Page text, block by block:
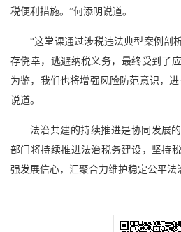
税便利措施。”何添明说道。
“这堂课通过涉税违法典型案例剖
存侥幸，逃避纳税义务，最终受到了
为鉴，我们也将增强风险防范意识，
说道。
法治共建的持续推进是协同发展
部门将持续推进法治税务建设，坚持
强发展信心，汇聚合力维护稳定公平法